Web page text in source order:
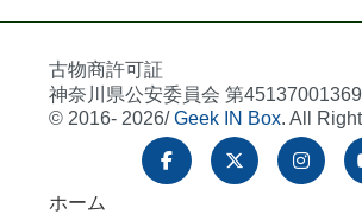
古物商許可証
神奈川県公安委員会 第
© 2016- 2026/Geek IN Box. All
ホーム